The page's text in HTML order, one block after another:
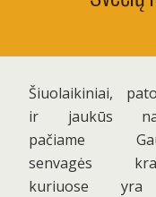
Šiuolaikiniai,
ir jaukūs
pačiame
senvagės
kuriuose